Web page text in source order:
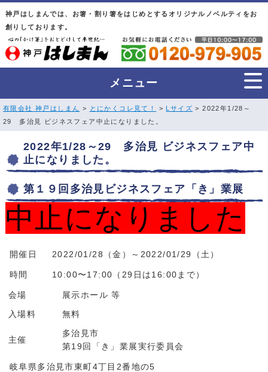
神戸はしまんでは、お箸・割り箸をはじめとするオリジナルノベルティをお
創りしております。
メニュー
有限会社 神戸はしまん > とにかくコレ見て！ > Lサイズ > 2022年1/28～
29 多治見 ビジネスフェア中止になりました。
2022年1/28～29 多治見 ビジネスフェア中
止になりました。
第１９回多治見ビジネスフェア「き」業展
中止になりました
開催日 2022/01/28（金）～2022/01/29（土）
時間 10:00〜17:00（29日は16:00まで）
会場
展示ホール 等
入場料
無料
主催
多治見市
第19回「き」業展実行委員会
岐阜県多治見市東町4丁目2番地の5